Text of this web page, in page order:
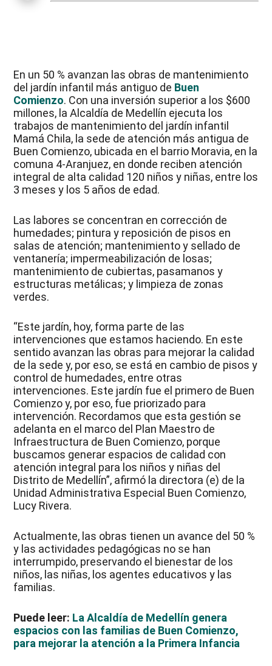
En un 50 % avanzan las obras de mantenimiento
del jardín infantil más antiguo de Buen
Comienzo. Con una inversión superior a los $600
millones, la Alcaldía de Medellín ejecuta los
trabajos de mantenimiento del jardín infantil
Mamá Chila, la sede de atención más antigua de
Buen Comienzo, ubicada en el barrio Moravia, en la
comuna 4-Aranjuez, en donde reciben atención
integral de alta calidad 120 niños y niñas, entre los
3 meses y los 5 años de edad.
Las labores se concentran en corrección de
humedades; pintura y reposición de pisos en
salas de atención; mantenimiento y sellado de
ventanería; impermeabilización de losas;
mantenimiento de cubiertas, pasamanos y
estructuras metálicas; y limpieza de zonas
verdes.
“Este jardín, hoy, forma parte de las
intervenciones que estamos haciendo. En este
sentido avanzan las obras para mejorar la calidad
de la sede y, por eso, se está en cambio de pisos y
control de humedades, entre otras
intervenciones. Este jardín fue el primero de Buen
Comienzo y, por eso, fue priorizado para
intervención. Recordamos que esta gestión se
adelanta en el marco del Plan Maestro de
Infraestructura de Buen Comienzo, porque
buscamos generar espacios de calidad con
atención integral para los niños y niñas del
Distrito de Medellín”, afirmó la directora (e) de la
Unidad Administrativa Especial Buen Comienzo,
Lucy Rivera.
Actualmente, las obras tienen un avance del 50 %
y las actividades pedagógicas no se han
interrumpido, preservando el bienestar de los
niños, las niñas, los agentes educativos y las
familias.
Puede leer: La Alcaldía de Medellín genera
espacios con las familias de Buen Comienzo,
para mejorar la atención a la Primera Infancia